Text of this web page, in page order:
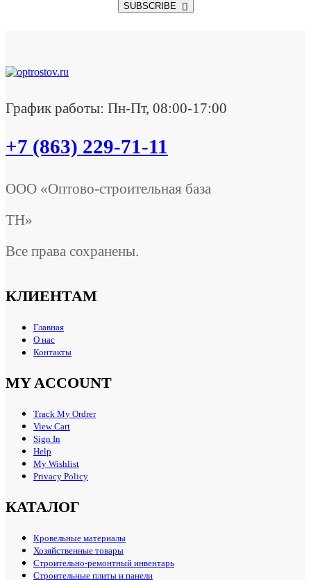
SUBSCRIBE
График работы: Пн-Пт, 08:00-17:00
+7 (863) 229-71-11
ООО «Оптово-строительная база
ТН»
Все права сохранены.
КЛИЕНТАМ
Главная
О нас
Контакты
MY ACCOUNT
Track My Ordrer
View Cart
Sign In
Help
My Wishlist
Privacy Policy
КАТАЛОГ
Кровельные материалы
Хозяйственные товары
Строительно-ремонтный инвентарь
Строительные плиты и панели